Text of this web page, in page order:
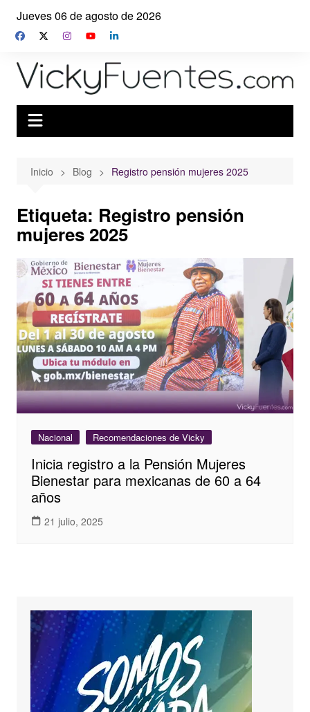
Saltar
contenido
Jueves 06 de agosto de 2026
Inicio Blog Registro pensión mujeres 2025
Etiqueta: Registro pensión
mujeres 2025
Nacional Recomendaciones de Vicky
Inicia registro a la Pensión Mujeres
Bienestar para mexicanas de 60 a 64
años
21 julio, 2025